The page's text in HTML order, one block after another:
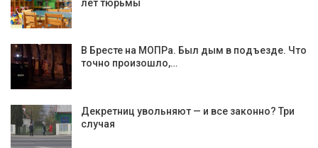
лет тюрьмы
В Бресте на МОПРа. Был дым в подъезде. Что
точно произошло,…
Декретниц увольняют — и все законно? Три
случая